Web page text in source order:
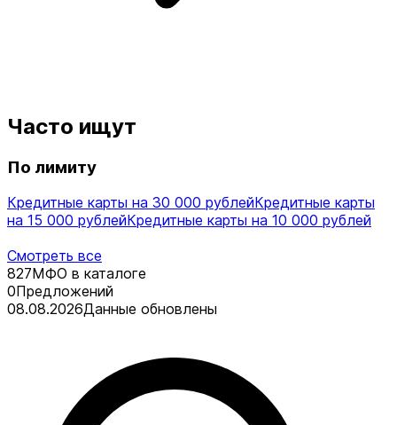
Часто ищут
По лимиту
Кредитные карты на 30 000 рублейКредитные карты
на 15 000 рублейКредитные карты на 10 000 рублей
Смотреть все
827МФО в каталоге
0Предложений
08.08.2026Данные обновлены